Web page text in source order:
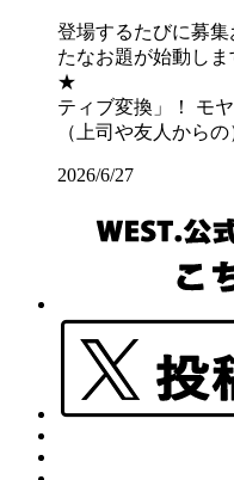
登場するたびに募
たなお題が始動しま
★ その
ティブ変換」！ モ
（上司や友人から
2026/6/27